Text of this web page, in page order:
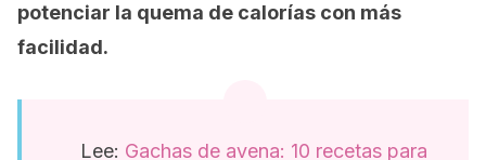
potenciar la quema de calorías con más
facilidad.
Lee: Gachas de avena: 10 recetas para